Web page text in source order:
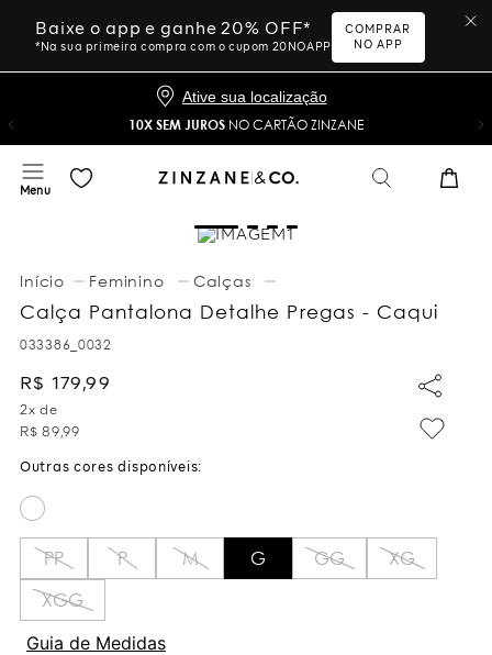
Baixe o app e ganhe 20% OFF*
*Na sua primeira compra com o cupom 20NOAPP
COMPRAR
NO APP
Ative sua localização
10X SEM JUROS NO CARTÃO ZINZANE
Feminino Calças
Calça Pantalona Detalhe Pregas - Caqui
033386_0032
R$ 179,99
2x de
R$ 89,99
PP P M G GG
XG
XGG
Guia de Medidas